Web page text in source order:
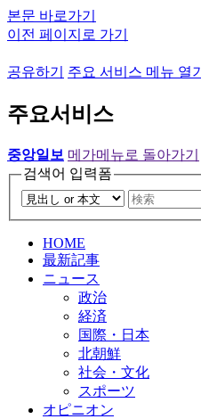
본문 바로가기
이전 페이지로 가기
공유하기 주요 서비스 메뉴 열기
주요서비스
중앙일보 메가메뉴로 돌아가기
검색어 입력폼
HOME
最新記事
ニュース
政治
経済
国際・日本
北朝鮮
社会・文化
スポーツ
オピニオン